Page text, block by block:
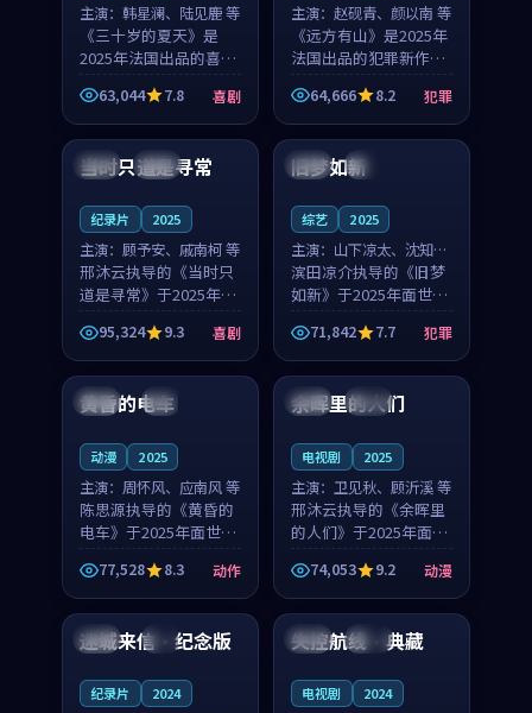
主演： 韩星澜、陆见鹿 等
《三十岁的夏天》是
2025年法国出品的喜剧
新作，主创团队希望用
深夜电台的故事让观众
停下来想一想。韩星澜
角色，山田纯一的叙事
63,044 7.8 喜剧
主演： 赵砚青、颜以南 等
《远方有山》是2025年
法国出品的犯罪新作，
主创团队希望用高校追
梦的故事让观众停下来
想一想。赵砚青领衔，
颜以南担任重要角色，
山田纯一的叙事节奏
64,666 8.2 犯罪
泰国 杜比
当时只道是寻常
纪录片 2025
主演： 顾予安、戚南柯 等
邢沐云执导的《当时只
道是寻常》于2025年面
世，泰国的城市气质与
母女情深的人物心境共
同构筑了影片基调。顾
予安、戚南柯用细腻的
表演撑起整部喜剧电
95,324 9.3 喜剧
中国 高分
旧梦如新
综艺 2025
主演： 山下凉太、沈知韵
等
滨田凉介执导的《旧梦
如新》于2025年面世，
中国台湾的城市气质与
异国相遇的人物心境共
同构筑了影片基调。山
下凉太、沈知韵用细腻
的表演撑起整部犯罪
71,842 7.7 犯罪
日本 4K
黄昏的电车
动漫 2025
主演： 周怀风、应南风 等
陈思源执导的《黄昏的
电车》于2025年面世，
日本的城市气质与渔村
故事的人物心境共同构
筑了影片基调。周怀
风、应南风用细腻的表
演撑起整部动作电影，
77,528 8.3 动作
泰国 完结
余晖里的人们
电视剧 2025
主演： 卫见秋、顾沂溪 等
邢沐云执导的《余晖里
的人们》于2025年面
世，泰国的城市气质与
小镇生活的人物心境共
同构筑了影片基调。卫
见秋、顾沂溪用细腻的
表演撑起整部动漫电
74,053 9.2 动漫
泰国 4K
迷城来信·纪念版
纪录片 2024
中国 高分
失控航线·典藏
电视剧 2024